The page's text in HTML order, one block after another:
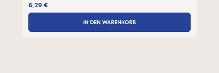
6,29 €
IN DEN WARENKORB